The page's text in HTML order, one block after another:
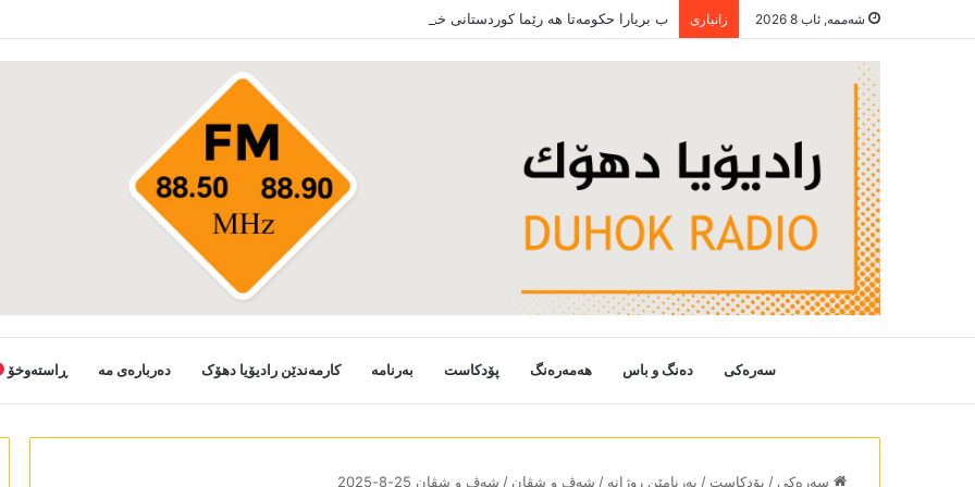
شەممە, ئاب 8 2026 زانیاری ب بریارا حکومەتا ھە رێما کوردستانی خەلکێ گوندێن سەر ب ئێدارا زاخو ڤە دشین سەرەدانا گوندیێن خو بکەن
سەرەکی دەنگ و باس هەمەرەنگ پۆدکاست بەرنامە کارمەندێن رادیۆیا دھۆک دەربارەی مە ڕاستەوخۆ
سەرەکی / پۆدکاست / بەرنامێن روژانە / شەڤ و شڤان / شەڤ و شڤان 25-8-2025